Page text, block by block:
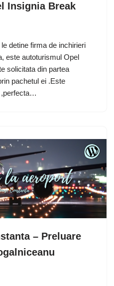
Insignia Break
detine firma de inchirieri
este autoturismul Opel
solicitata din partea
pachetul ei .Este
,perfecta…
– Preluare